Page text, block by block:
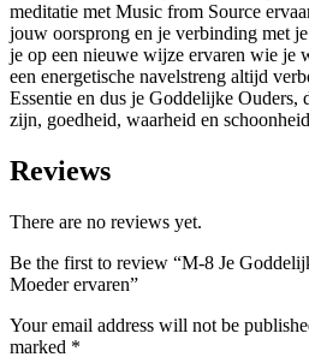
meditatie met Music from Source
jouw oorsprong en je verbinding met
je op een nieuwe wijze ervaren wie je
een energetische navelstreng altijd
Essentie en dus je Goddelijke
zijn, goedheid, waarheid en
Reviews
There are no reviews yet.
Be the first to review “M-8 Je
Moeder ervaren”
Your email address will not be
marked *